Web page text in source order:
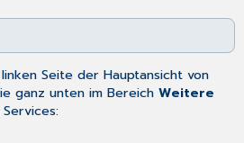
Seite der Hauptansicht von
ganz unten im BereichWeitere